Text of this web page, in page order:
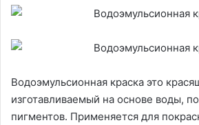
Водоэмульсионная краска это
изготавливаемый на основе воды,
пигментов. Применяется для